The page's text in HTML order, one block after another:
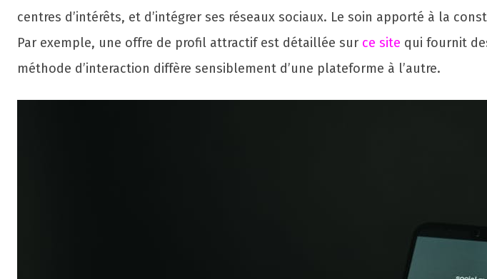
centres d’intérêts, et d’intégrer ses réseaux sociaux. Le soin apporté à la
Par exemple, une offre de profil attractif est détaillée sur ce site qui fournit
méthode d’interaction diffère sensiblement d’une plateforme à l’autre.